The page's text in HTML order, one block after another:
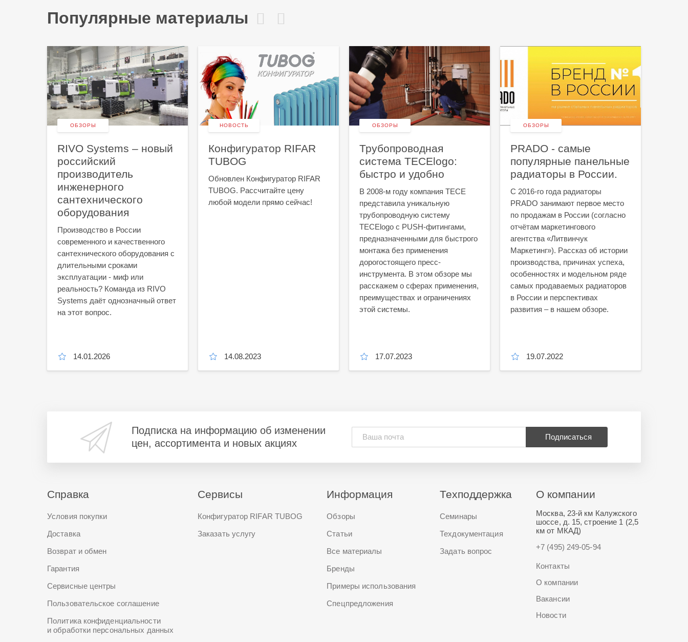
Популярные материалы
ОБЗОРЫ
RIVO Systems – новый
российский
производитель
инженерного
сантехнического
оборудования
Производство в России
современного и качественного
сантехнического оборудования с
длительными сроками
эксплуатации - миф или
реальность? Команда из RIVO
Systems даёт однозначный ответ
на этот вопрос.
14.01.2026
НОВОСТЬ
Конфигуратор RIFAR
TUBOG
Обновлен Конфигуратор RIFAR
TUBOG. Рассчитайте цену
любой модели прямо сейчас!
14.08.2023
ОБЗОРЫ
Трубопроводная
система TECElogo:
быстро и удобно
В 2008-м году компания TECE
представила уникальную
трубопроводную систему
TECElogo с PUSH-фитингами,
предназначенными для быстрого
монтажа без применения
дорогостоящего пресс-
инструмента. В этом обзоре мы
расскажем о сферах применения,
преимуществах и ограничениях
этой системы.
17.07.2023
ОБЗОРЫ
PRADO - самые
популярные панельные
радиаторы в России.
С 2016-го года радиаторы
PRADO занимают первое место
по продажам в России (согласно
отчётам маркетингового
агентства «Литвинчук
Маркетинг»). Рассказ об истории
производства, причинах успеха,
особенностях и модельном ряде
самых продаваемых радиаторов
в России и перспективах
развития – в нашем обзоре.
19.07.2022
Подписка на информацию об изменении
цен, ассортимента и новых акциях
Подписаться
Справка
Условия покупки
Доставка
Возврат и обмен
Гарантия
Сервисные центры
Пользовательское соглашение
Политика конфиденциальности
и обработки персональных данных
Сервисы
Конфигуратор RIFAR TUBOG
Заказать услугу
Информация
Обзоры
Статьи
Все материалы
Бренды
Примеры использования
Спецпредложения
Техподдержка
Семинары
Техдокументация
Задать вопрос
О компании
Москва, 23-й км Калужского
шоссе, д. 15, строение 1 (2,5
км от МКАД)
+7 (495) 249-05-94
Контакты
О компании
Вакансии
Новости